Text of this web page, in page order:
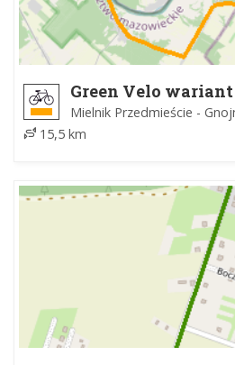
Green Velo
Mielnik Przedmieście -
15,5 km